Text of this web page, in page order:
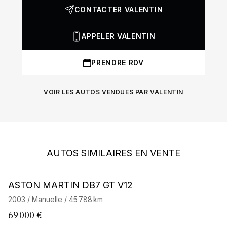
CONTACTER VALENTIN
APPELER VALENTIN
PRENDRE RDV
VOIR LES AUTOS VENDUES PAR VALENTIN
AUTOS SIMILAIRES EN VENTE
ASTON MARTIN DB7 GT V12
2003 / Manuelle / 45 788 km
69 000 €